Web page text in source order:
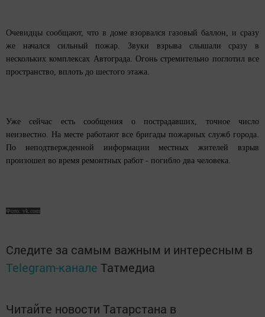
Очевидцы сообщают, что в доме взорвался газовый баллон, и сразу
же начался сильный пожар. Звуки взрыва слышали сразу в
нескольких комплексах Автограда. Огонь стремительно поглотил все
пространство, вплоть до шестого этажа.
Уже сейчас есть сообщения о пострадавших, точное число
неизвестно. На месте работают все бригады пожарных служб города.
По неподтвержденной информации местных жителей взрыв
произошел во время ремонтных работ - погибло два человека.
Фото: vk.com
Следите за самым важным и интересным в
Telegram-канале Татмедиа
Читайте новости Татарстана в